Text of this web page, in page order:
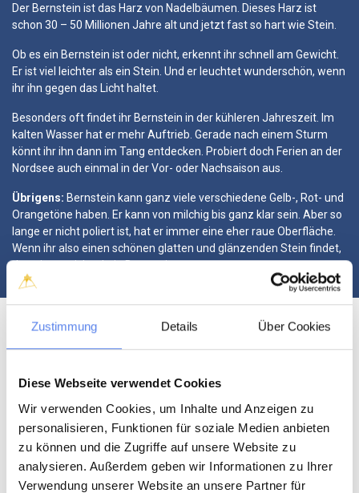
Zustimmung Details Über Cookies
Diese Webseite verwendet Cookies
Wir verwenden Cookies, um Inhalte und Anzeigen zu
personalisieren, Funktionen für soziale Medien anbieten
zu können und die Zugriffe auf unsere Website zu
analysieren. Außerdem geben wir Informationen zu Ihrer
Verwendung unserer Website an unsere Partner für
Der Bernstein ist das Harz von Nadelbäumen. Dieses Harz ist
schon 30 – 50 Millionen Jahre alt und jetzt fast so hart wie Stein.
Ob es ein Bernstein ist oder nicht, erkennt ihr schnell am Gewicht.
Er ist viel leichter als ein Stein. Und er leuchtet wunderschön, wenn
ihr ihn gegen das Licht haltet.
Besonders oft findet ihr Bernstein in der kühleren Jahreszeit. Im
kalten Wasser hat er mehr Auftrieb. Gerade nach einem Sturm
könnt ihr ihn dann im Tang entdecken. Probiert doch Ferien an der
Nordsee auch einmal in der Vor- oder Nachsaison aus.
Übrigens: Bernstein kann ganz viele verschiedene Gelb-, Rot- und
Orangetöne haben. Er kann von milchig bis ganz klar sein. Aber so
lange er nicht poliert ist, hat er immer eine eher raue Oberfläche.
Wenn ihr also einen schönen glatten und glänzenden Stein findet,
dann ist es sicher kein Bernstein.